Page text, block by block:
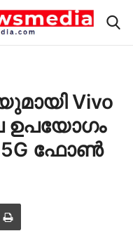
Vivo
ഉപയോഗം
5G ഫോൺ